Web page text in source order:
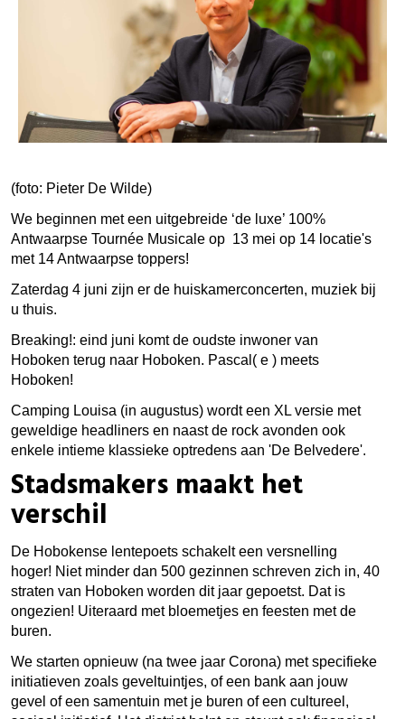
(foto: Pieter De Wilde)
We beginnen met een uitgebreide ‘de luxe’ 100%
Antwaarpse Tournée Musicale op 13 mei op 14 locatie's
met 14 Antwaarpse toppers!
Zaterdag 4 juni zijn er de huiskamerconcerten, muziek bij
u thuis.
Breaking!: eind juni komt de oudste inwoner van
Hoboken terug naar Hoboken. Pascal( e ) meets
Hoboken!
Camping Louisa (in augustus) wordt een XL versie met
geweldige headliners en naast de rock avonden ook
enkele intieme klassieke optredens aan 'De Belvedere'.
Stadsmakers maakt het
verschil
De Hobokense lentepoets schakelt een versnelling
hoger! Niet minder dan 500 gezinnen schreven zich in, 40
straten van Hoboken worden dit jaar gepoetst. Dat is
ongezien! Uiteraard met bloemetjes en feesten met de
buren.
We starten opnieuw (na twee jaar Corona) met specifieke
initiatieven zoals geveltuintjes, of een bank aan jouw
gevel of een samentuin met je buren of een cultureel,